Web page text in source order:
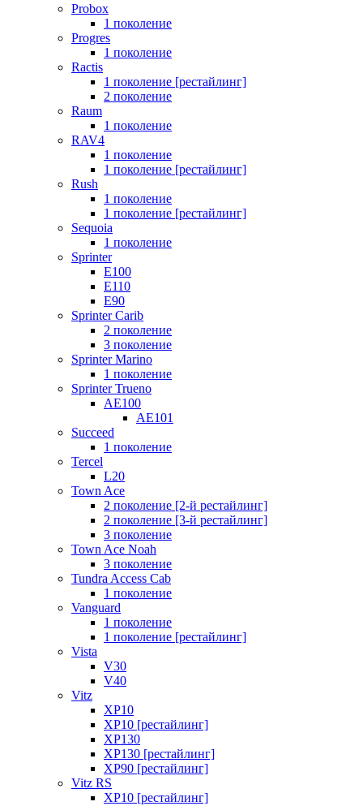
Probox
1 поколение
Progres
1 поколение
Ractis
1 поколение [рестайлинг]
2 поколение
Raum
1 поколение
RAV4
1 поколение
1 поколение [рестайлинг]
Rush
1 поколение
1 поколение [рестайлинг]
Sequoia
1 поколение
Sprinter
E100
E110
E90
Sprinter Carib
2 поколение
3 поколение
Sprinter Marino
1 поколение
Sprinter Trueno
AE100
AE101
Succeed
1 поколение
Tercel
L20
Town Ace
2 поколение [2-й рестайлинг]
2 поколение [3-й рестайлинг]
3 поколение
Town Ace Noah
3 поколение
Tundra Access Cab
1 поколение
Vanguard
1 поколение
1 поколение [рестайлинг]
Vista
V30
V40
Vitz
XP10
XP10 [рестайлинг]
XP130
XP130 [рестайлинг]
XP90 [рестайлинг]
Vitz RS
XP10 [рестайлинг]